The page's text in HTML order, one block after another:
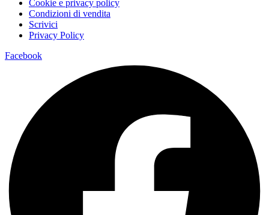
Cookie e privacy policy
Condizioni di vendita
Scrivici
Privacy Policy
Facebook